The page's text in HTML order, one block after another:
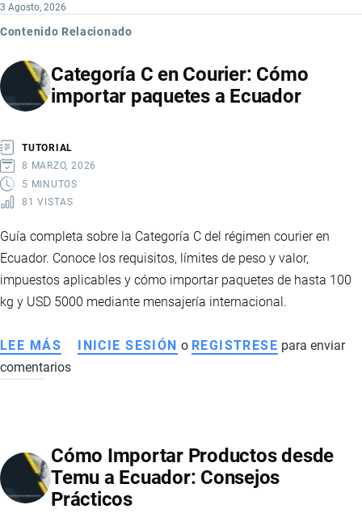
3 Agosto, 2026
Contenido Relacionado
Categoría C en Courier: Cómo
importar paquetes a Ecuador
TUTORIAL
8 MARZO, 2026
5 MINUTOS
81 VISTAS
Guía completa sobre la Categoría C del régimen courier en
Ecuador. Conoce los requisitos, límites de peso y valor,
impuestos aplicables y cómo importar paquetes de hasta 100
kg y USD 5000 mediante mensajería internacional.
LEE MÁS SOBRE
CATEGORÍA
CÓMO
IMPORTAR
PAQUETES
INICIE SESIÓN o REGISTRESE para enviar
comentarios
Cómo Importar Productos desde
Temu a Ecuador: Consejos
Prácticos